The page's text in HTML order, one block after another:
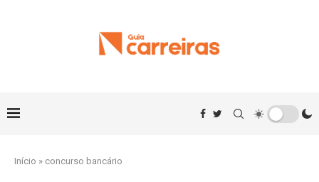
Início » concurso bancário